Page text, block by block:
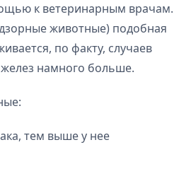
к ветеринарным врачам.
животные) подобная
по факту, случаев
намного больше.
тем выше у нее